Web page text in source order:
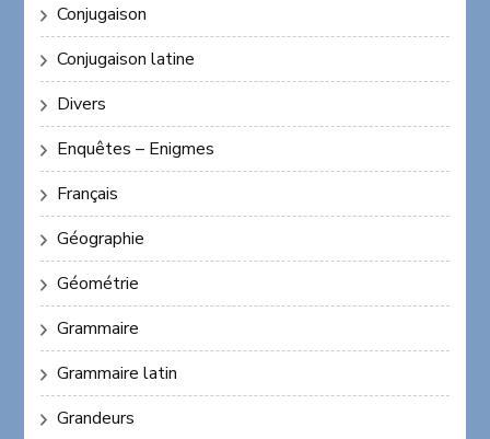
Conjugaison
Conjugaison latine
Divers
Enquêtes – Enigmes
Français
Géographie
Géométrie
Grammaire
Grammaire latin
Grandeurs